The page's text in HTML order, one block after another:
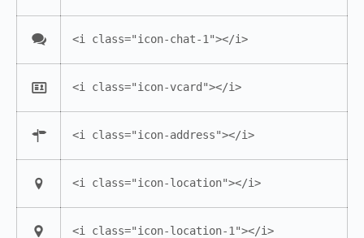
<i class="icon-chat-1"></i>
<i class="icon-vcard"></i>
<i class="icon-address"></i>
<i class="icon-location"></i>
<i class="icon-location-1"></i>